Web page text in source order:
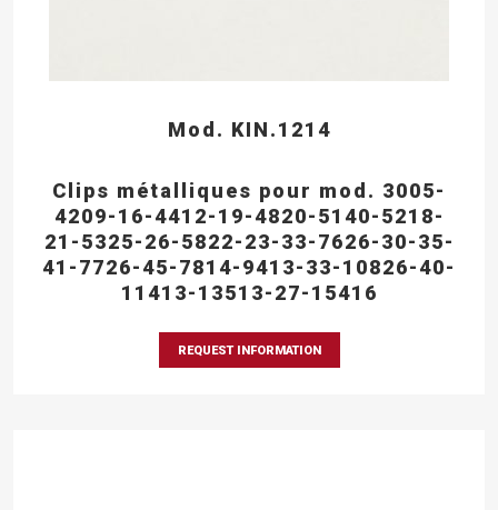
Mod. KIN.1214
Clips métalliques pour mod. 3005-
4209-16-4412-19-4820-5140-5218-
21-5325-26-5822-23-33-7626-30-35-
41-7726-45-7814-9413-33-10826-40-
11413-13513-27-15416
REQUEST INFORMATION